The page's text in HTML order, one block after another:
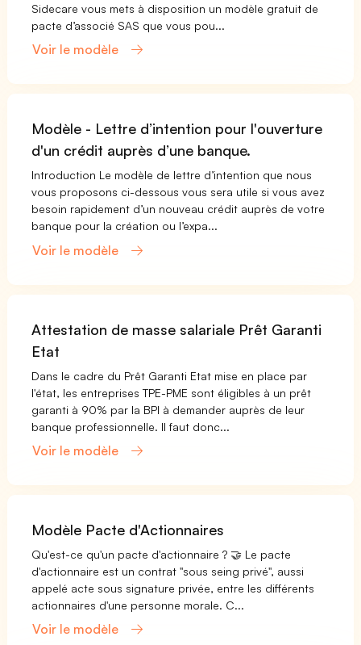
Sidecare vous mets à disposition un modèle gratuit de
pacte d’associé SAS que vous pou...
Voir le modèle
Modèle - Lettre d’intention pour l'ouverture
d'un crédit auprès d’une banque.
Introduction Le modèle de lettre d’intention que nous
vous proposons ci-dessous vous sera utile si vous avez
besoin rapidement d’un nouveau crédit auprès de votre
banque pour la création ou l’expa...
Voir le modèle
Attestation de masse salariale Prêt Garanti
Etat
Dans le cadre du Prêt Garanti Etat mise en place par
l'état, les entreprises TPE-PME sont éligibles à un prêt
garanti à 90% par la BPI à demander auprès de leur
banque professionnelle. Il faut donc...
Voir le modèle
Modèle Pacte d'Actionnaires
Qu'est-ce qu'un pacte d'actionnaire ? 🤝 Le pacte
d'actionnaire est un contrat "sous seing privé", aussi
appelé acte sous signature privée, entre les différents
actionnaires d'une personne morale. C...
Voir le modèle